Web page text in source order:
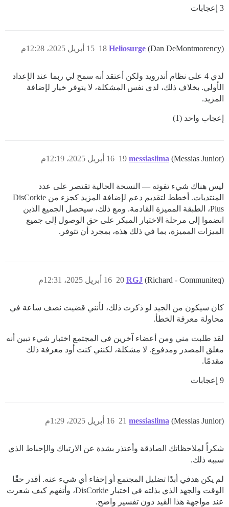
3 إعجابات
Heliosurge (Dan DeMontmorency) 15 أبريل 2025، 12:28م 18
لدي 4 على نظام أندرويد ولكن أعتقد أنه سمح لي ربما عند الإعداد
الأولي. بخلاف ذلك، لدي نفس المشكلة، لا يتوفر خيار لإضافة
المزيد.
إعجاب واحد (1)
messiaslima (Messias Junior) 16 أبريل 2025، 12:19م 19
ليس هناك شيء تفوته — النسخة الحالية تقتصر على عدد
المنتديات. أخطط لتقديم دعم لإضافة المزيد كجزء من DisCorkie
Plus، الطبقة المميزة القادمة. ومع ذلك، سيحصل الجميع الذين
انضموا إلى مرحلة الاختبار المبكر على حق الوصول إلى جميع
الميزات المميزة، بما في ذلك هذه، بمجرد أن تتوفر.
RGJ (Richard - Communiteq) 16 أبريل 2025، 12:31م 20
كان سيكون من الجيد لو ذكرت ذلك، لأنني قضيت نصف ساعة في
محاولة معرفة الخطأ.
لقد طلبت مني ومن أعضاء آخرين في المجتمع اختبار شيء تبين أنه
مغلق المصدر ومدفوع. لا مشكلة، لكنني كنت أود معرفة ذلك
مقدمًا.
9 إعجابات
messiaslima (Messias Junior) 16 أبريل 2025، 1:29م 21
شكراً لملاحظاتك الصادقة وأعتذر بشدة عن الارتباك والإحباط الذي
سببه ذلك.
لم يكن هدفي أبدًا تضليل المجتمع أو إخفاء أي شيء عنه. أقدر حقًا
الوقت والجهد الذي بذلته في اختبار DisCorkie، وأتفهم كيف شعرت
عند مواجهة هذا القيد دون تفسير واضح.